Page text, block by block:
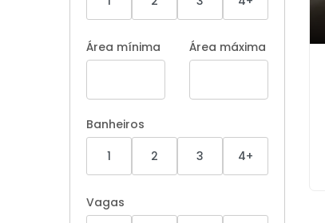
Área mínima Área máxima
Banheiros
1
2 3 4+
Vagas